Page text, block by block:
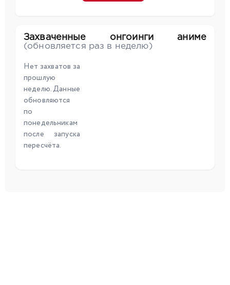
Захваченные онгоинги аниме
(обновляется раз в неделю)
Нет захватов за
прошлую
неделю. Данные
обновляются
по
понедельникам
после запуска
пересчёта.